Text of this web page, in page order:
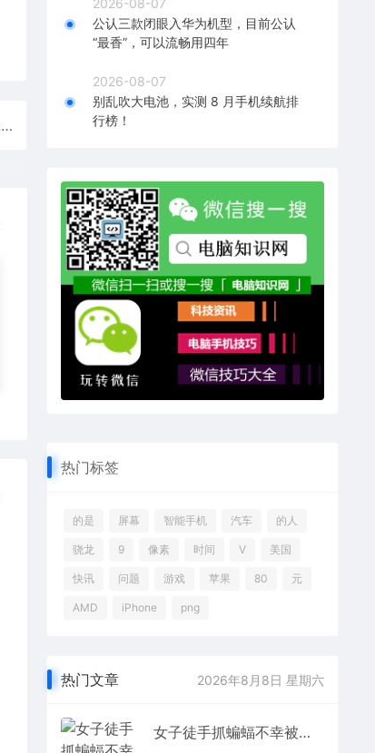
1.62米亚裔美女嫁给1.2米印度裔丈夫 网友质疑结婚照是“AI” 新娘反驳
2026-08-07
公认三款闭眼入华为机型，目前公认
“最香”，可以流畅用四年
2026-08-07
别乱吹大电池，实测 8 月手机续航排
行榜！
热门标签
的是 屏幕 智能手机 汽车 的人
骁龙 9 像素 时间 V 美国
快讯 问题 游戏 苹果 80 元
AMD iPhone png
热门文章 2026年8月8日 星期六
女子徒手抓蝙蝠不幸被咬伤手部肿胀 医生：需要打12针